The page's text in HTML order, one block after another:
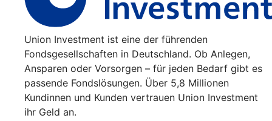
Union Investment ist eine der führenden
Fondsgesellschaften in Deutschland. Ob Anlegen,
Ansparen oder Vorsorgen – für jeden Bedarf gibt es
passende Fondslösungen. Über 5,8 Millionen
Kundinnen und Kunden vertrauen Union Investment
ihr Geld an.